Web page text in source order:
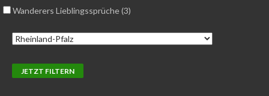
Wanderers Lieblingssprüche (3)